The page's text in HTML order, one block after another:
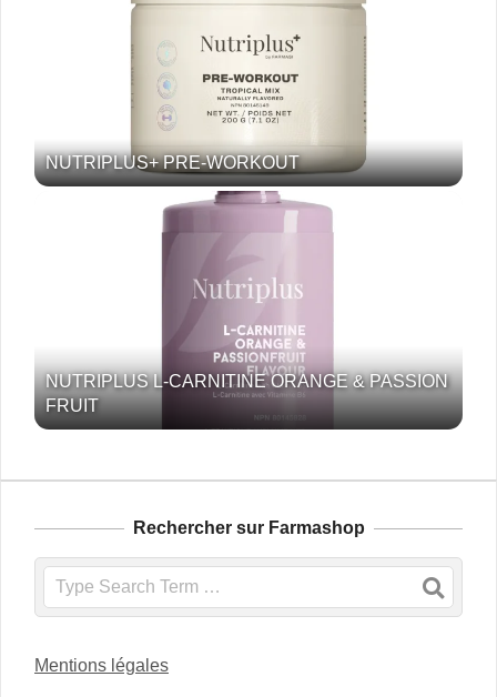
NUTRIPLUS+ PRE-WORKOUT
NUTRIPLUS L-CARNITINE ORANGE & PASSION
FRUIT
Rechercher sur Farmashop
Search
Mentions légales